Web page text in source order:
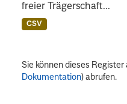
freier Trägerschaft...
CSV
Sie können dieses
Dokumentation) abrufen.